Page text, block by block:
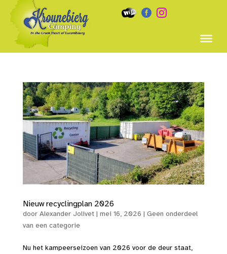
 
Nieuw recyclingplan 2026
door Alexander Jolivet| mei 16, 2026 | Geen onderdeel
van een categorie
Nu het kampeerseizoen van 2026 voor de deur staat,